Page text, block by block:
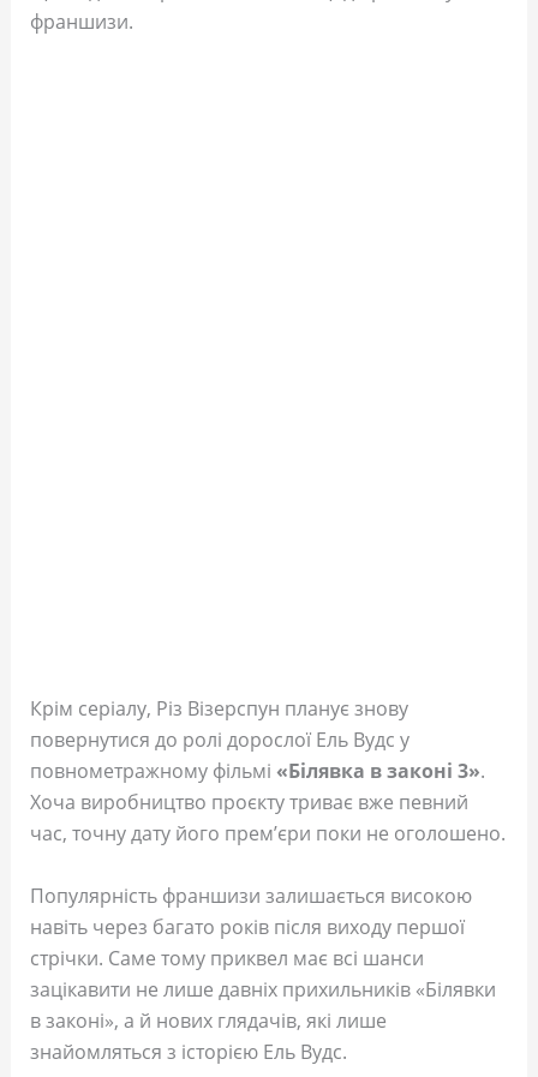
франшизи.
Крім серіалу, Різ Візерспун планує знову
повернутися до ролі дорослої Ель Вудс у
повнометражному фільмі «Білявка в законі 3».
Хоча виробництво проєкту триває вже певний
час, точну дату його прем’єри поки не оголошено.
Популярність франшизи залишається високою
навіть через багато років після виходу першої
стрічки. Саме тому приквел має всі шанси
зацікавити не лише давніх прихильників «Білявки
в законі», а й нових глядачів, які лише
знайомляться з історією Ель Вудс.